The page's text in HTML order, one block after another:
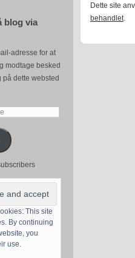
blog via
adresse for at
modtage besked
dette websted
This site
By continuing
you
use.
Dette site
behandlet.